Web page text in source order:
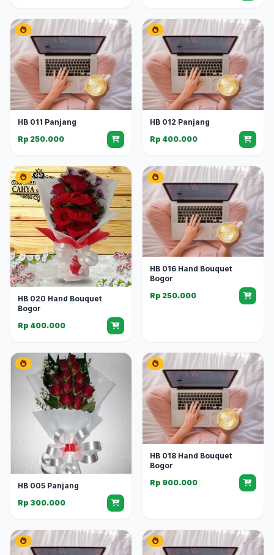
HB 011 Panjang
Rp 250.000
HB 012 Panjang
Rp 400.000
HB 020 Hand Bouquet
Bogor
Rp 400.000
HB 016 Hand Bouquet
Bogor
Rp 250.000
HB 005 Panjang
Rp 300.000
HB 018 Hand Bouquet
Bogor
Rp 900.000